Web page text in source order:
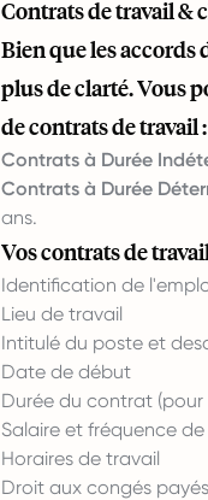
Contrats de travail &
Bien que les
plus de clarté. Vous
de contrats de travail :
Contrats à Durée
Contrats à Durée
ans.
Vos contrats de
Identification de
Lieu de travail
Intitulé du poste et
Date de début
Durée du contrat
Salaire et fréquence
Horaires de travail
Droit aux congés payés